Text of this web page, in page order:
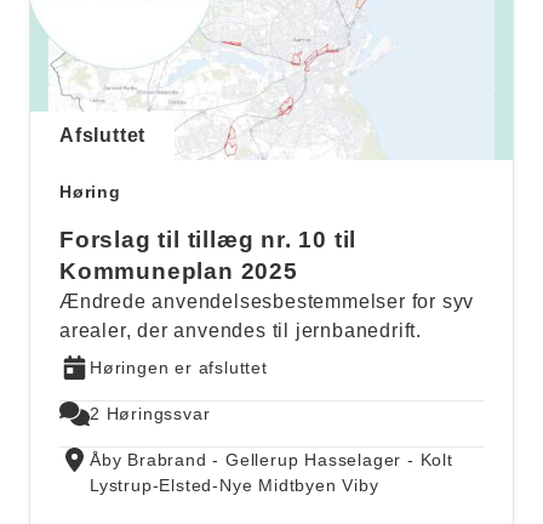
Afsluttet
Høring
Forslag til tillæg nr. 10 til
Kommuneplan 2025
Ændrede anvendelsesbestemmelser for syv
arealer, der anvendes til jernbanedrift.
Høringen er afsluttet
2 Høringssvar
Åby Brabrand - Gellerup Hasselager - Kolt
Lystrup-Elsted-Nye Midtbyen Viby